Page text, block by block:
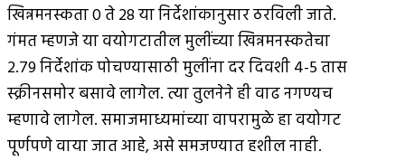
खिन्नमनस्कता 0 ते 28 या निर्देशांकानुसार ठरविली जाते.
गंमत म्हणजे या वयोगटातील मुलींच्या खिन्नमनस्कतेचा
2.79 निर्देशांक पोचण्यासाठी मुलींना दर दिवशी 4-5 तास
स्क्रीनसमोर बसावे लागेल. त्या तुलनेने ही वाढ नगण्यच
म्हणावे लागेल. समाजमाध्यमांच्या वापरामुळे हा वयोगट
पूर्णपणे वाया जात आहे, असे समजण्यात हशील नाही.